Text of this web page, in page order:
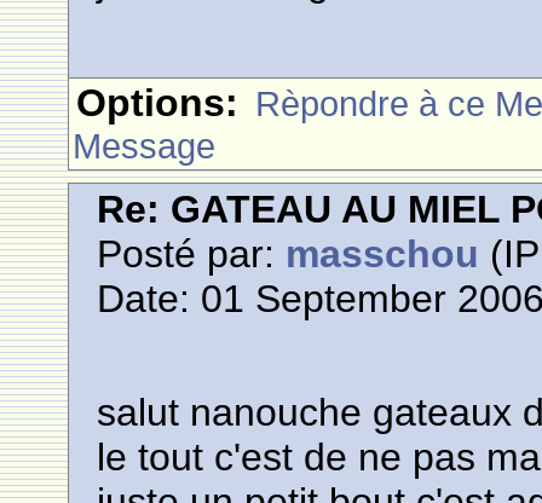
Options: Rèpondre à ce
Message
Re: GATEAU AU MIEL
Posté par: masschou
Date: 01 September
salut nanouche gateaux
le tout c'est de ne pas